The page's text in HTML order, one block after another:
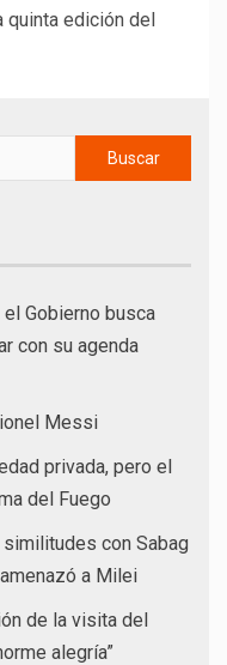
quinta edición del
Gobierno busca
con su agenda
Messi
privada, pero el
del Fuego
con Sabag
a Milei
de la visita del
alegría”